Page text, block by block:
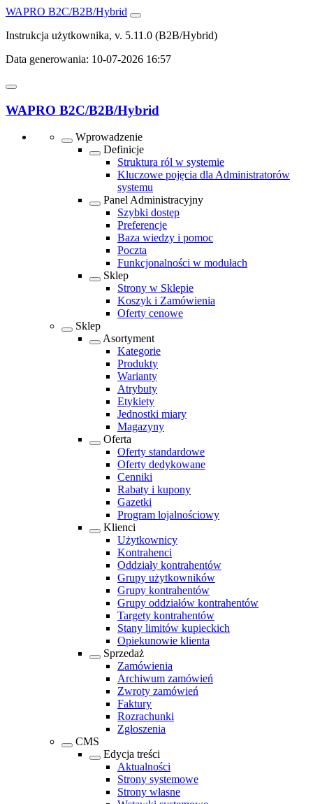
WAPRO B2C/B2B/Hybrid
Instrukcja użytkownika, v. 5.11.0 (B2B/Hybrid)
Data generowania: 10-07-2026 16:57
WAPRO B2C/B2B/Hybrid
Wprowadzenie
Definicje
Struktura ról w systemie
Kluczowe pojęcia dla Administratorów
systemu
Panel Administracyjny
Szybki dostęp
Preferencje
Baza wiedzy i pomoc
Poczta
Funkcjonalności w modułach
Sklep
Strony w Sklepie
Koszyk i Zamówienia
Oferty cenowe
Sklep
Asortyment
Kategorie
Produkty
Warianty
Atrybuty
Etykiety
Jednostki miary
Magazyny
Oferta
Oferty standardowe
Oferty dedykowane
Cenniki
Rabaty i kupony
Gazetki
Program lojalnościowy
Klienci
Użytkownicy
Kontrahenci
Oddziały kontrahentów
Grupy użytkowników
Grupy kontrahentów
Grupy oddziałów kontrahentów
Targety kontrahentów
Stany limitów kupieckich
Opiekunowie klienta
Sprzedaż
Zamówienia
Archiwum zamówień
Zwroty zamówień
Faktury
Rozrachunki
Zgłoszenia
CMS
Edycja treści
Aktualności
Strony systemowe
Strony własne